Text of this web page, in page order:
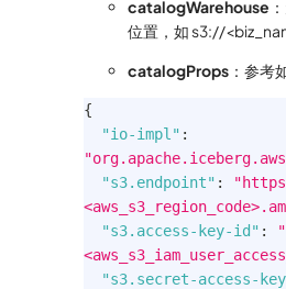
catalogWarehouse
位置，如 s3://
catalogProps ：参考
{
"io-impl" :
"s3.endpoint" :
"s3.access-key-id" :
"
"s3.secret-access-